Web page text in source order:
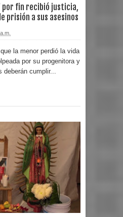
por fin recibió justicia,
prisión a sus asesinos
la menor perdió la vida
por su progenitora y
deberán cumplir...